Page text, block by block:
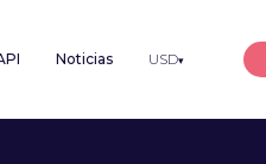
Noticias USD▾